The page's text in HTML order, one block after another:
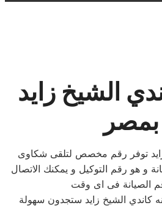
الشيخ زايد
بمصر
توفر رقم مخصص لتلقى شكاوى
و هو رقم التوكيل و يمكنك الاتصال
الصيانة فى اى وقت
كاندي الشيخ زايد ستجدون سهولة